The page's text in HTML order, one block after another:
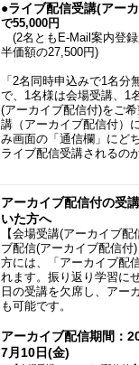
●ライブ配信受講(アー
で55,000円
(2名ともE-Mail案内登
半価額の27,500円)
「2名同時申込みで1名分
で、1名様は会場受講、1
(アーカイブ配信付)をご
講（アーカイブ配信付）
み画面の「通信欄」にど
ライブ配信受講されるの
アーカイブ配信付の受
いた方へ
【会場受講(アーカイブ
ブ配信(アーカイブ配信付
方には、「アーカイブ配
れます。振り返り学習に
日の受講を欠席し、アー
も可能です。
アーカイブ配信期間：
7月10日(金)